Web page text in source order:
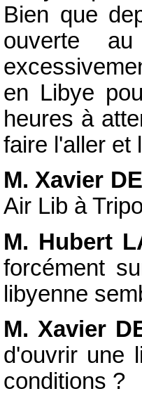
Bien que
ouverte
en Libye
heures à
faire l'aller et
M. Xavier
Air Lib à
M. Hubert
forcément
libyenne
M. Xavier
d'ouvrir une
conditions ?